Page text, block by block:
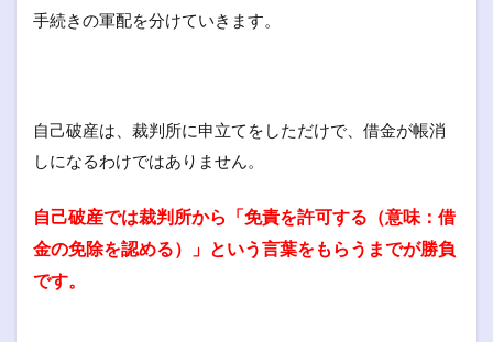
手続きの軍配を分けていきます。
自己破産は、裁判所に申立てをしただけで、借金が帳消
しになるわけではありません。
自己破産では裁判所から「免責を許可する（意味：借
金の免除を認める）」という言葉をもらうまでが勝負
です。